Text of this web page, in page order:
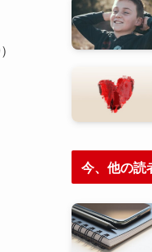
今、他の読